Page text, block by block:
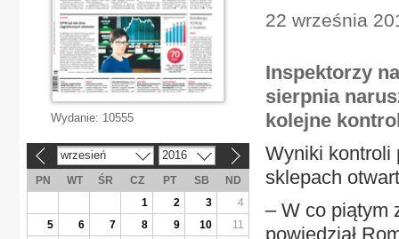
22 września
Inspektorzy
sierpnia
kolejne
Wyniki kontroli
sklepach
– W co piątym
powiedział
Wydanie: 10555
wrzesień 2016
PN WT ŚR CZ PT SB
ND
1
2 3
4
5
6 7 8 9 10
11